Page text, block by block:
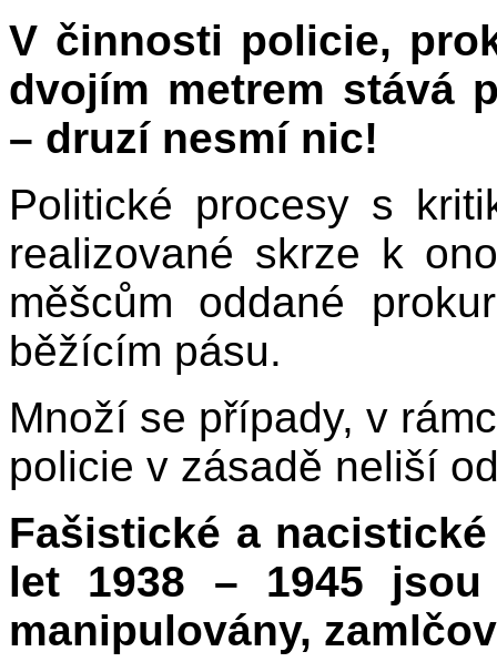
V činnosti policie,
dvojím metrem stává
– druzí nesmí nic!
Politické procesy s
realizované skrze k
měšcům oddané
běžícím pásu.
Množí se případy, v
policie v zásadě neliší
Fašistické a
let 1938 – 1945 jsou
manipulovány,